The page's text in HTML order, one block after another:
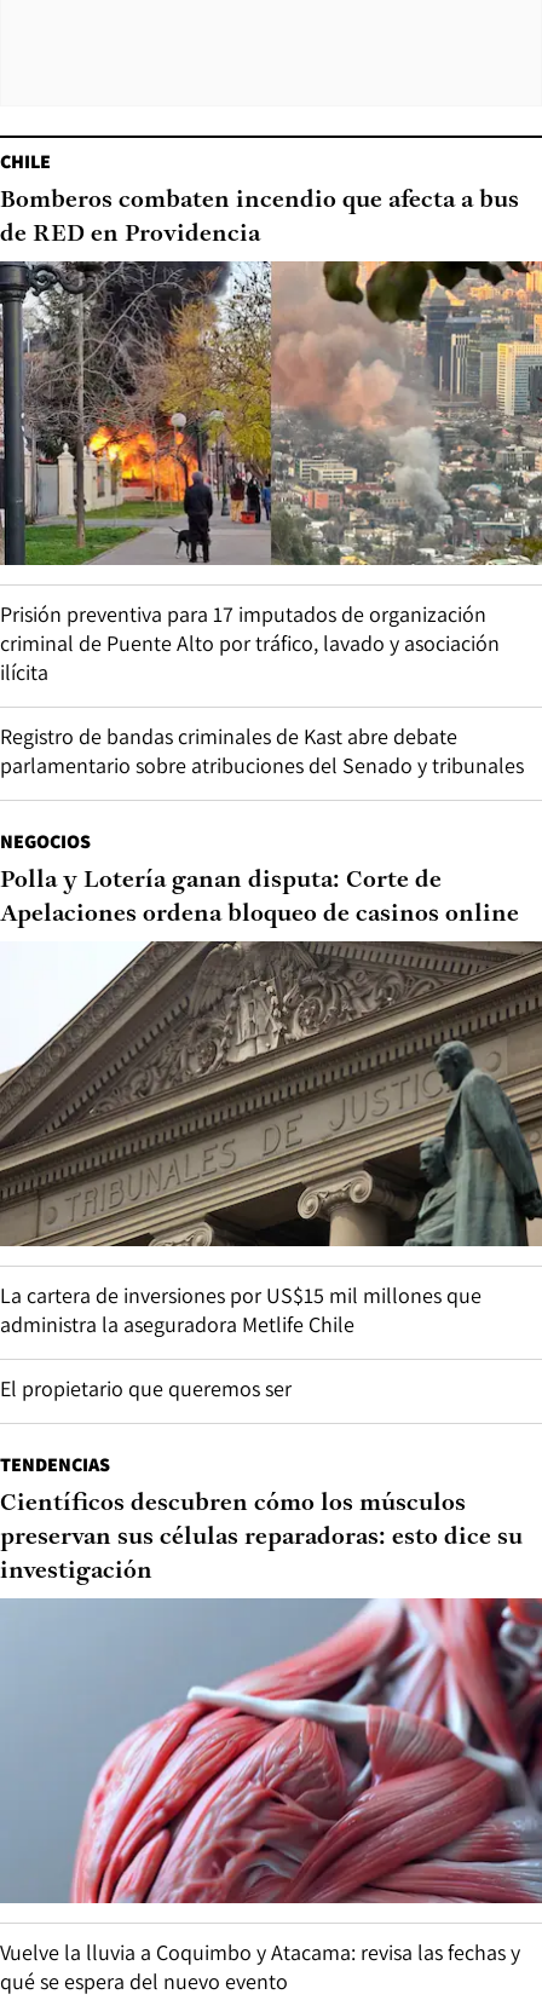
CHILE
Bomberos combaten incendio que afecta a bus
de RED en Providencia
Prisión preventiva para 17 imputados de organización
criminal de Puente Alto por tráfico, lavado y asociación
ilícita
Registro de bandas criminales de Kast abre debate
parlamentario sobre atribuciones del Senado y tribunales
NEGOCIOS
Polla y Lotería ganan disputa: Corte de
Apelaciones ordena bloqueo de casinos online
La cartera de inversiones por US$15 mil millones que
administra la aseguradora Metlife Chile
El propietario que queremos ser
TENDENCIAS
Científicos descubren cómo los músculos
preservan sus células reparadoras: esto dice su
investigación
Vuelve la lluvia a Coquimbo y Atacama: revisa las fechas y
qué se espera del nuevo evento